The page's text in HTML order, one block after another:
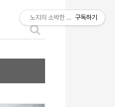
노지의 소박한 이야기구독하기